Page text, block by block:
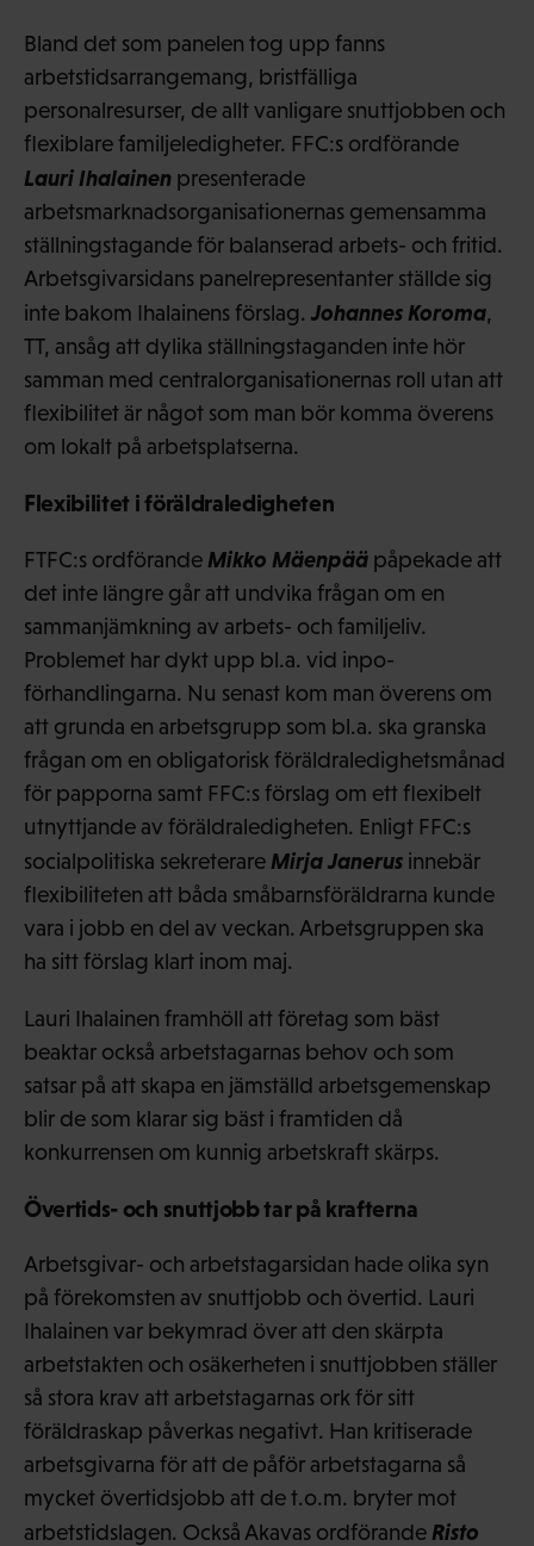
Bland det som panelen tog upp fanns
arbetstidsarrangemang, bristfälliga
personalresurser, de allt vanligare snuttjobben och
flexiblare familjeledigheter. FFC:s ordförande
Lauri Ihalainen presenterade
arbetsmarknadsorganisationernas gemensamma
ställningstagande för balanserad arbets- och fritid.
Arbetsgivarsidans panelrepresentanter ställde sig
inte bakom Ihalainens förslag. Johannes Koroma,
TT, ansåg att dylika ställningstaganden inte hör
samman med centralorganisationernas roll utan att
flexibilitet är något som man bör komma överens
om lokalt på arbetsplatserna.
Flexibilitet i föräldraledigheten
FTFC:s ordförande Mikko Mäenpää påpekade att
det inte längre går att undvika frågan om en
sammanjämkning av arbets- och familjeliv.
Problemet har dykt upp bl.a. vid inpo-
förhandlingarna. Nu senast kom man överens om
att grunda en arbetsgrupp som bl.a. ska granska
frågan om en obligatorisk föräldraledighetsmånad
för papporna samt FFC:s förslag om ett flexibelt
utnyttjande av föräldraledigheten. Enligt FFC:s
socialpolitiska sekreterare Mirja Janerus innebär
flexibiliteten att båda småbarnsföräldrarna kunde
vara i jobb en del av veckan. Arbetsgruppen ska
ha sitt förslag klart inom maj.
Lauri Ihalainen framhöll att företag som bäst
beaktar också arbetstagarnas behov och som
satsar på att skapa en jämställd arbetsgemenskap
blir de som klarar sig bäst i framtiden då
konkurrensen om kunnig arbetskraft skärps.
Övertids- och snuttjobb tar på krafterna
Arbetsgivar- och arbetstagarsidan hade olika syn
på förekomsten av snuttjobb och övertid. Lauri
Ihalainen var bekymrad över att den skärpta
arbetstakten och osäkerheten i snuttjobben ställer
så stora krav att arbetstagarnas ork för sitt
föräldraskap påverkas negativt. Han kritiserade
arbetsgivarna för att de påför arbetstagarna så
mycket övertidsjobb att de t.o.m. bryter mot
arbetstidslagen. Också Akavas ordförande Risto